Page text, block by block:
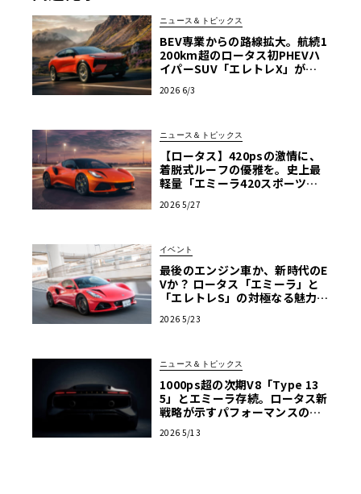
ニュース＆トピックス
BEV専業からの路線拡大。航続1
200km超のロータス初PHEVハ
イパーSUV「エレトレX」が欧
2026 6/3
ニュース＆トピックス
【ロータス】420psの激情に、
着脱式ルーフの優雅を。史上最
軽量「エミーラ420スポーツ」
2026 5/27
イベント
最後のエンジン車か、新時代のE
Vか？ ロータス「エミーラ」と
「エレトレS」の対極なる魅力を
ーズミート2026横浜】
2026 5/23
ニュース＆トピックス
1000ps超の次期V8「Type 13
5」とエミーラ存続。ロータス新
戦略が示すパフォーマンスの未
2026 5/13